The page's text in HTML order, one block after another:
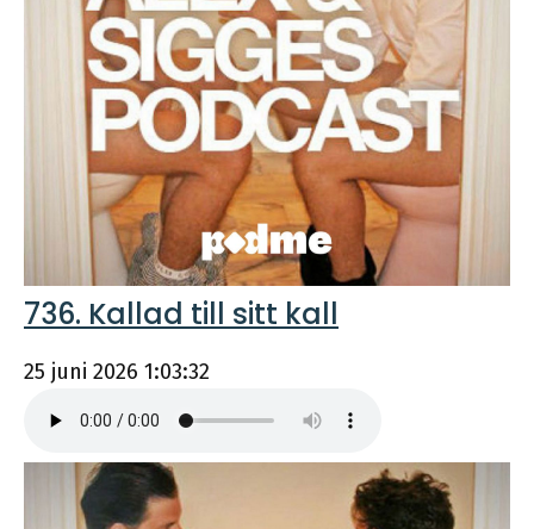
736. Kallad till sitt kall
25 juni 2026 1:03:32